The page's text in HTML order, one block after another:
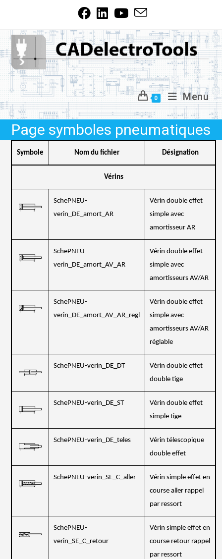
content
0 Menu
Page symboles pneumatiques
Symbole Nom du fichier Désignation
Vérins
SchePNEU-
verin_DE_amort_AR
Vérin double effet
simple avec
amortisseur AR
SchePNEU-
verin_DE_amort_AV_AR
Vérin double effet
simple avec
amortisseurs AV/AR
SchePNEU-
verin_DE_amort_AV_AR_regl
Vérin double effet
simple avec
amortisseurs AV/AR
réglable
SchePNEU-verin_DE_DT
Vérin double effet
double tige
SchePNEU-verin_DE_ST
Vérin double effet
simple tige
SchePNEU-verin_DE_teles
Vérin télescopique
double effet
SchePNEU-verin_SE_C_aller
Vérin simple effet en
course aller rappel
par ressort
SchePNEU-
verin_SE_C_retour
Vérin simple effet en
course retour rappel
par ressort